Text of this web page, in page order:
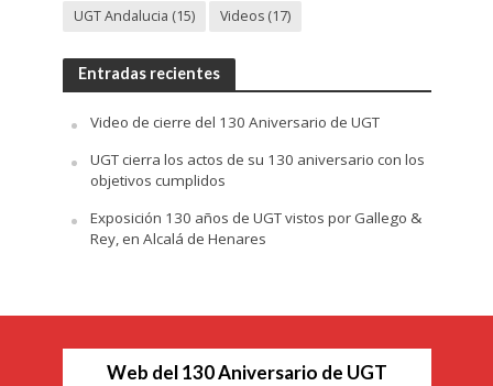
UGT Andalucia (15) Videos(17)
Entradas recientes
Video de cierre del 130 Aniversario de UGT
UGT cierra los actos de su 130 aniversario con los
objetivos cumplidos
Exposición 130 años de UGT vistos por Gallego &
Rey, en Alcalá de Henares
Web del 130 Aniversario de UGT